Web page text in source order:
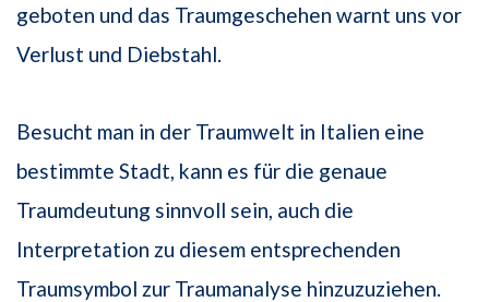
geboten und das Traumgeschehen warnt uns vor
Verlust und Diebstahl.
Besucht man in der Traumwelt in Italien eine
bestimmte Stadt, kann es für die genaue
Traumdeutung sinnvoll sein, auch die
Interpretation zu diesem entsprechenden
Traumsymbol zur Traumanalyse hinzuzuziehen.